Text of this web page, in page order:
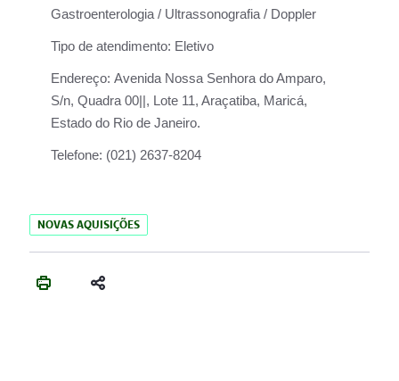
Gastroenterologia / Ultrassonografia / Doppler
Tipo de atendimento: Eletivo
Endereço: Avenida Nossa Senhora do Amparo,
S/n, Quadra 00||, Lote 11, Araçatiba, Maricá,
Estado do Rio de Janeiro.
Telefone: (021) 2637-8204
NOVAS AQUISIÇÕES